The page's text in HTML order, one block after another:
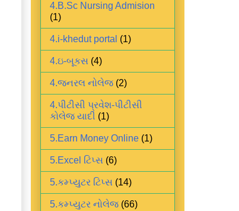
4.B.Sc Nursing Admision
(1)
4.i-khedut portal (1)
4.ઇ-બૂકસ (4)
4.જનરલ નોલેજ (2)
4.પીટીસી પ્રવેશ-પીટીસી
કોલેજ યાદી (1)
5.Earn Money Online (1)
5.Excel ટિપ્સ (6)
5.કમ્પ્યુટર ટિપ્સ (14)
5.કમ્પ્યુટર નોલેજ (66)